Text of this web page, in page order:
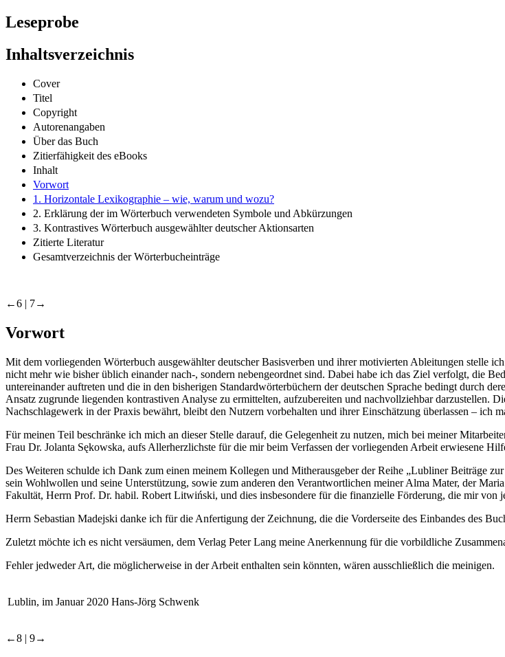
Leseprobe
Inhaltsverzeichnis
Cover
Titel
Copyright
Autorenangaben
Über das Buch
Zitierfähigkeit des eBooks
Inhalt
Vorwort
1. Horizontale Lexikographie – wie, warum und wozu?
2. Erklärung der im Wörterbuch verwendeten Symbole und Abkürzungen
3. Kontrastives Wörterbuch ausgewählter deutscher Aktionsarten
Zitierte Literatur
Gesamtverzeichnis der Wörterbucheinträge
←6 | 7→
Vorwort
Mit dem vorliegenden Wörterbuch ausgewählter deutscher Basisverben und ihrer motivierten Ableitungen stelle
nicht mehr wie bisher üblich einander nach-, sondern nebengeordnet sind. Dabei habe ich das Ziel verfolgt, die
untereinander auftreten und die in den bisherigen Standardwörterbüchern der deutschen Sprache bedingt durch
Ansatz zugrunde liegenden kontrastiven Analyse zu ermittelten, aufzubereiten und nachvollziehbar darzustellen.
Nachschlagewerk in der Praxis bewährt, bleibt den Nutzern vorbehalten und ihrer Einschätzung überlassen – ich
Für meinen Teil beschränke ich mich an dieser Stelle darauf, die Gelegenheit zu nutzen, mich bei meiner
Frau Dr. Jolanta Sękowska, aufs Allerherzlichste für die mir beim Verfassen der vorliegenden Arbeit erwiesene
Des Weiteren schulde ich Dank zum einen meinem Kollegen und Mitherausgeber der Reihe „Lubliner Beiträge
sein Wohlwollen und seine Unterstützung, sowie zum anderen den Verantwortlichen meiner Alma Mater, der
Fakultät, Herrn Prof. Dr. habil. Robert Litwiński, und dies insbesondere für die finanzielle Förderung, die mir von
Herrn Sebastian Madejski danke ich für die Anfertigung der Zeichnung, die die Vorderseite des Einbandes des
Zuletzt möchte ich es nicht versäumen, dem Verlag Peter Lang meine Anerkennung für die vorbildliche
Fehler jedweder Art, die möglicherweise in der Arbeit enthalten sein könnten, wären ausschließlich die meinigen.
Lublin, im Januar 2020 Hans-Jörg Schwenk
←8 | 9→